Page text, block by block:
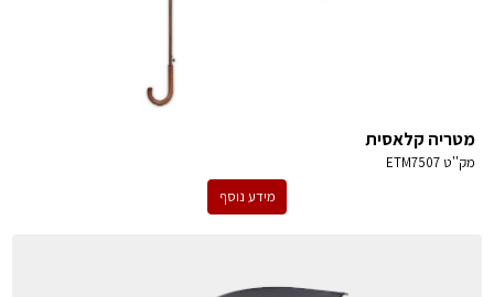
מטריה קלאסית
מק''טETM7507
מידע נוסף